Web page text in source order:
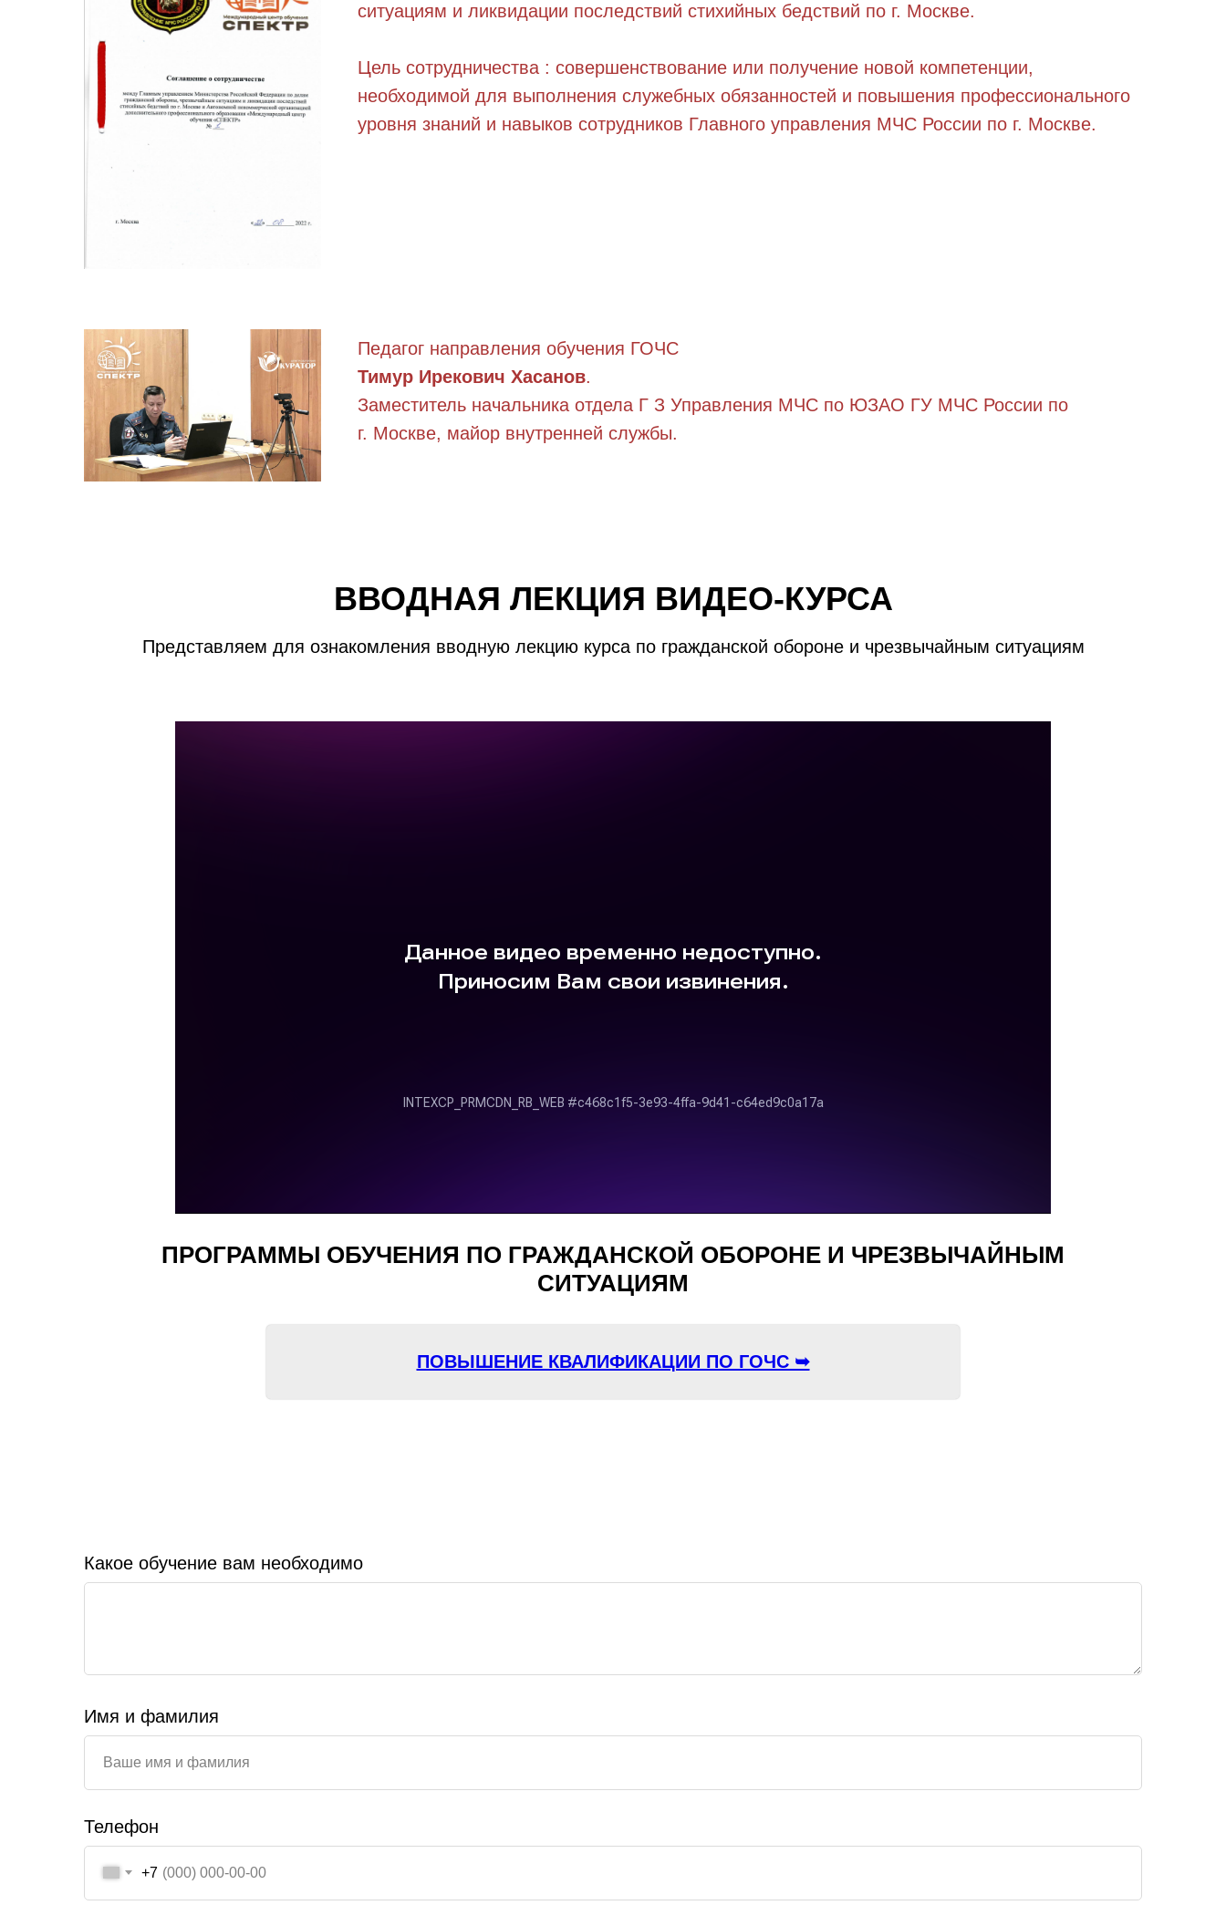
ситуациям и ликвидации последствий стихийных бедствий по г. Москве.
Цель сотрудничества : совершенствование или получение новой компетенции,
необходимой для выполнения служебных обязанностей и повышения профессионального
уровня знаний и навыков сотрудников Главного управления МЧС России по г. Москве.
Педагог направления обучения ГОЧС
Тимур Ирекович Хасанов.
Заместитель начальника отдела Г З Управления МЧС по ЮЗАО ГУ МЧС России по
г. Москве, майор внутренней службы.
ВВОДНАЯ ЛЕКЦИЯ ВИДЕО-КУРСА
Представляем для ознакомления вводную лекцию курса по гражданской обороне и чрезвычайным ситуациям
ПРОГРАММЫ ОБУЧЕНИЯ ПО ГРАЖДАНСКОЙ ОБОРОНЕ И ЧРЕЗВЫЧАЙНЫМ
СИТУАЦИЯМ
ПОВЫШЕНИЕ КВАЛИФИКАЦИИ ПО ГОЧС ➥
Какое обучение вам необходимо
Имя и фамилия
Телефон
+7